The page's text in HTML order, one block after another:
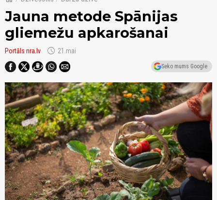
Jauna metode Spānijas
gliemežu apkarošanai
Portāls nra.lv schedule 21.mai
Seko mums Google